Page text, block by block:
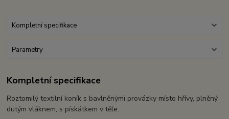
Kompletní specifikace
Parametry
Kompletní specifikace
Roztomilý textilní koník s bavlněnými provázky místo hřívy, plněný
dutým vláknem, s pískátkem v těle.